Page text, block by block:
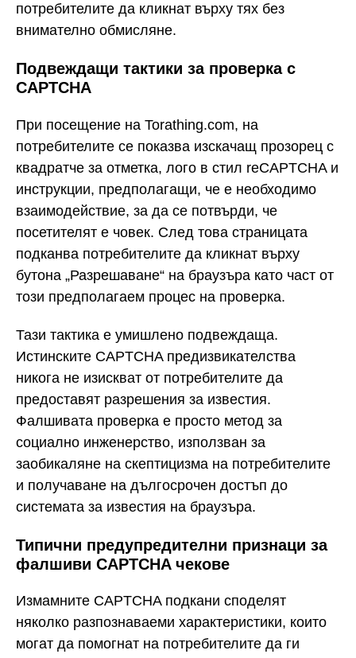
потребителите да кликнат върху тях без
внимателно обмисляне.
Подвеждащи тактики за проверка с
CAPTCHA
При посещение на Torathing.com, на
потребителите се показва изскачащ прозорец с
квадратче за отметка, лого в стил reCAPTCHA и
инструкции, предполагащи, че е необходимо
взаимодействие, за да се потвърди, че
посетителят е човек. След това страницата
подканва потребителите да кликнат върху
бутона „Разрешаване“ на браузъра като част от
този предполагаем процес на проверка.
Тази тактика е умишлено подвеждаща.
Истинските CAPTCHA предизвикателства
никога не изискват от потребителите да
предоставят разрешения за известия.
Фалшивата проверка е просто метод за
социално инженерство, използван за
заобикаляне на скептицизма на потребителите
и получаване на дългосрочен достъп до
системата за известия на браузъра.
Типични предупредителни признаци за
фалшиви CAPTCHA чекове
Измамните CAPTCHA подкани споделят
няколко разпознаваеми характеристики, които
могат да помогнат на потребителите да ги